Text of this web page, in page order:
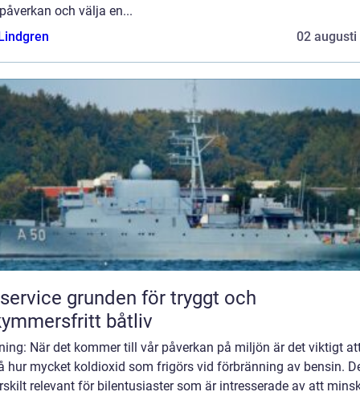
och välja en...
02 augusti
för tryggt och
båtliv
När det kommer till vår påverkan på miljön är det viktigt
hur mycket koldioxid som frigörs vid förbränning av bensin.
relevant för bilentusiaster som är intresserade av att